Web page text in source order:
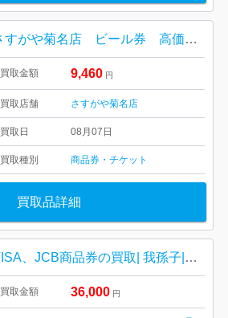
さすがや菊名店 ビール券 高価買取しました！
買取金額 9,460 円
買取店舗 さすがや菊名店
買取日 08月07日
買取種別 商品券・チケット
買取品詳細
VISA、JCB商品券の買取| 我孫子|商品券買取り強化中
買取金額 36,000 円